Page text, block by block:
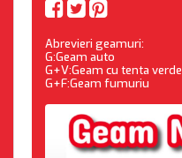
Abrevieri geamuri:
G:Geam auto
G+V:Geam cu tenta verde
G+F:Geam fumuriu